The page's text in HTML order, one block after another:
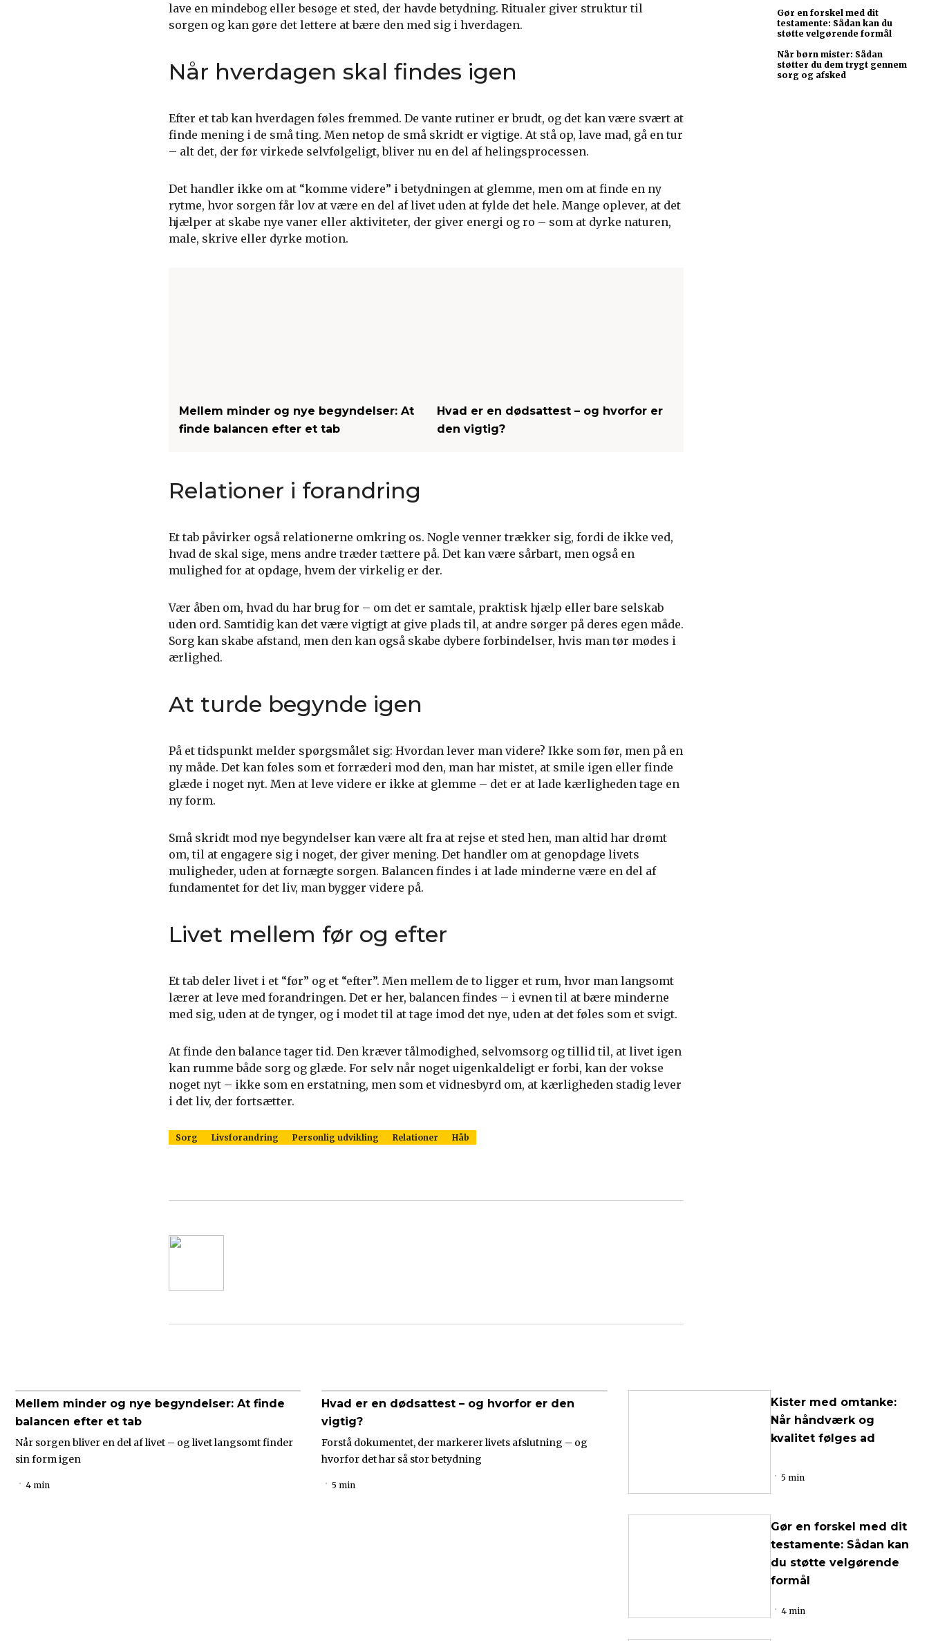
lave en mindebog eller besøge et sted, der havde betydning. Ritualer giver struktur til
sorgen og kan gøre det lettere at bære den med sig i hverdagen.
Når hverdagen skal findes igen
Efter et tab kan hverdagen føles fremmed. De vante rutiner er brudt, og det kan være svært at
finde mening i de små ting. Men netop de små skridt er vigtige. At stå op, lave mad, gå en tur
– alt det, der før virkede selvfølgeligt, bliver nu en del af helingsprocessen.
Det handler ikke om at “komme videre” i betydningen at glemme, men om at finde en ny
rytme, hvor sorgen får lov at være en del af livet uden at fylde det hele. Mange oplever, at det
hjælper at skabe nye vaner eller aktiviteter, der giver energi og ro – som at dyrke naturen,
male, skrive eller dyrke motion.
Mellem minder og nye begyndelser: At
finde balancen efter et tab
Hvad er en dødsattest – og hvorfor er
den vigtig?
Relationer i forandring
Et tab påvirker også relationerne omkring os. Nogle venner trækker sig, fordi de ikke ved,
hvad de skal sige, mens andre træder tættere på. Det kan være sårbart, men også en
mulighed for at opdage, hvem der virkelig er der.
Vær åben om, hvad du har brug for – om det er samtale, praktisk hjælp eller bare selskab
uden ord. Samtidig kan det være vigtigt at give plads til, at andre sørger på deres egen måde.
Sorg kan skabe afstand, men den kan også skabe dybere forbindelser, hvis man tør mødes i
ærlighed.
At turde begynde igen
På et tidspunkt melder spørgsmålet sig: Hvordan lever man videre? Ikke som før, men på en
ny måde. Det kan føles som et forræderi mod den, man har mistet, at smile igen eller finde
glæde i noget nyt. Men at leve videre er ikke at glemme – det er at lade kærligheden tage en
ny form.
Små skridt mod nye begyndelser kan være alt fra at rejse et sted hen, man altid har drømt
om, til at engagere sig i noget, der giver mening. Det handler om at genopdage livets
muligheder, uden at fornægte sorgen. Balancen findes i at lade minderne være en del af
fundamentet for det liv, man bygger videre på.
Livet mellem før og efter
Et tab deler livet i et “før” og et “efter”. Men mellem de to ligger et rum, hvor man langsomt
lærer at leve med forandringen. Det er her, balancen findes – i evnen til at bære minderne
med sig, uden at de tynger, og i modet til at tage imod det nye, uden at det føles som et svigt.
At finde den balance tager tid. Den kræver tålmodighed, selvomsorg og tillid til, at livet igen
kan rumme både sorg og glæde. For selv når noget uigenkaldeligt er forbi, kan der vokse
noget nyt – ikke som en erstatning, men som et vidnesbyrd om, at kærligheden stadig lever
i det liv, der fortsætter.
Sorg Livsforandring Personlig udvikling Relationer Håb
Gør en forskel med dit
testamente: Sådan kan du
støtte velgørende formål
Når børn mister: Sådan
støtter du dem trygt gennem
sorg og afsked
Mellem minder og nye begyndelser: At finde
balancen efter et tab
Når sorgen bliver en del af livet – og livet langsomt finder
sin form igen
4 min
Hvad er en dødsattest – og hvorfor er den
vigtig?
Forstå dokumentet, der markerer livets afslutning – og
hvorfor det har så stor betydning
5 min
Kister med omtanke:
Når håndværk og
kvalitet følges ad
5 min
Gør en forskel med dit
testamente: Sådan kan
du støtte velgørende
formål
4 min